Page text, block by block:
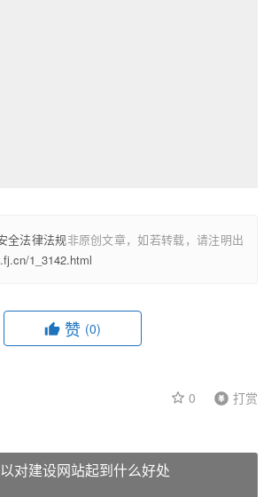
全法律法规非原创文章，如若转载，请注明出
1_3142.html
赞 (0)
0 打赏
对建设网站起到什么好处